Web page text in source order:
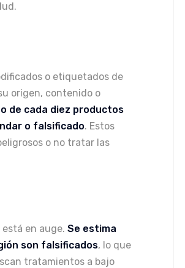
o etiquetados de
origen, contenido o
de cada diez productos
o falsificado​. Estos
o no tratar las
en auge. Se estima
son falsificados, lo que
tratamientos a bajo